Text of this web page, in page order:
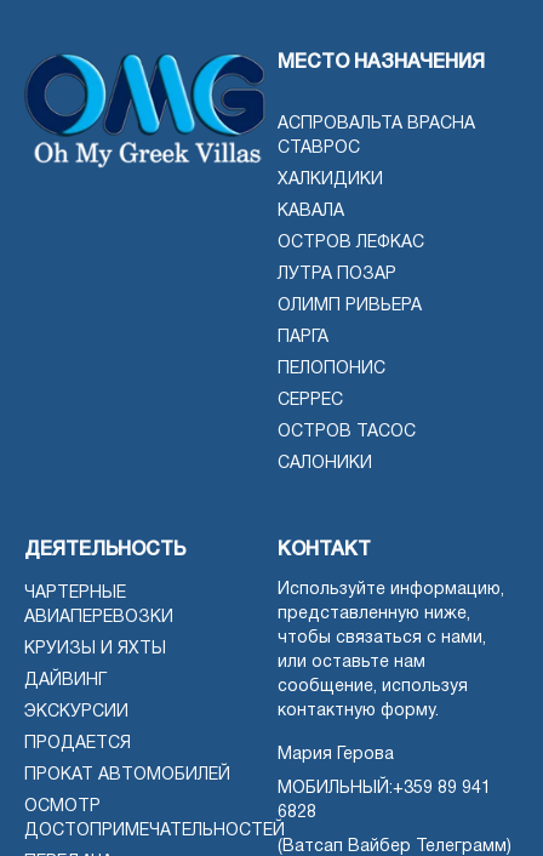
МЕСТО НАЗНАЧЕНИЯ
АСПРОВАЛЬТА ВРАСНА
СТАВРОС
ХАЛКИДИКИ
КАВАЛА
ОСТРОВ ЛЕФКАС
ЛУТРА ПОЗАР
ОЛИМП РИВЬЕРА
ПАРГА
ПЕЛОПОНИС
СЕРРЕС
ОСТРОВ ТАСОС
САЛОНИКИ
ДЕЯТЕЛЬНОСТЬ
ЧАРТЕРНЫЕ
АВИАПЕРЕВОЗКИ
КРУИЗЫ И ЯХТЫ
ДАЙВИНГ
ЭКСКУРСИИ
ПРОДАЕТСЯ
ПРОКАТ АВТОМОБИЛЕЙ
ОСМОТР
ДОСТОПРИМЕЧАТЕЛЬНОСТЕЙ
КОНТАКТ
Используйте информацию,
представленную ниже,
чтобы связаться с нами,
или оставьте нам
сообщение, используя
контактную форму.
Мария Герова
МОБИЛЬНЫЙ:+359 89 941
6828
(Ватсап Вайбер Телеграмм)